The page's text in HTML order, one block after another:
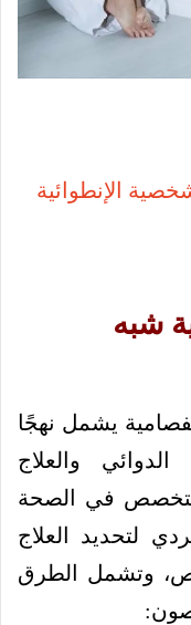
الإنطوائية
شبه
يشمل نهجًا
والعلاج
في الصحة
لتحديد العلاج
وتشمل الطرق